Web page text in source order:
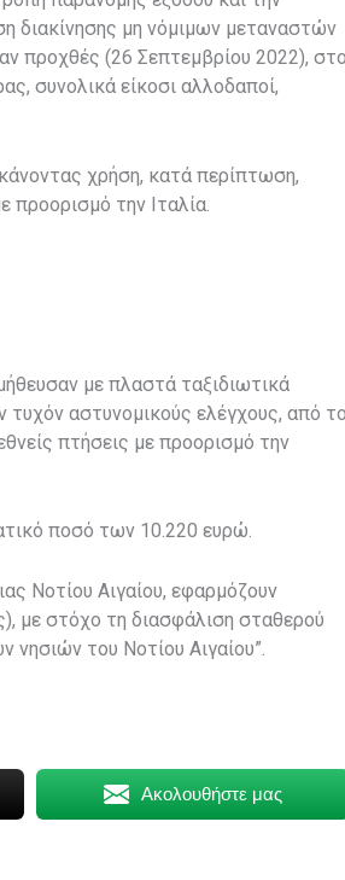
διακίνησης μη νόμιμων μεταναστών
προχθές (26 Σεπτεμβρίου 2022),
συνολικά είκοσι αλλοδαποί,
χρήση, κατά περίπτωση,
την Ιταλία.
με πλαστά ταξιδιωτικά
αστυνομικούς ελέγχους, από
πτήσεις με προορισμό την
ποσό των 10.220 ευρώ.
Νοτίου Αιγαίου, εφαρμόζουν
με στόχο τη διασφάλιση σταθερού
νησιών του Νοτίου Αιγαίου”.
Ακολουθήστε μας